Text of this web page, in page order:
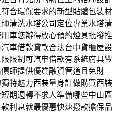
符合環保要求的新型貼體包裝材
清洗水塔公司 定位專業水塔清
車您辦得放心預約燈具批發推
車借款貸款合法台中貨櫃屋設
限制可汽車借款有系統廚具豐
師提供優質融資管道且免財
特魅力西裝量身訂做購買西裝
期週轉不求人準備哪些中山區
利息就最優惠快速撥款擔保品